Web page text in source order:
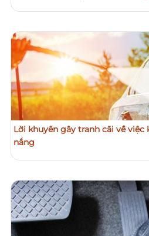
Lời khuyên gây tranh cãi về
nắng